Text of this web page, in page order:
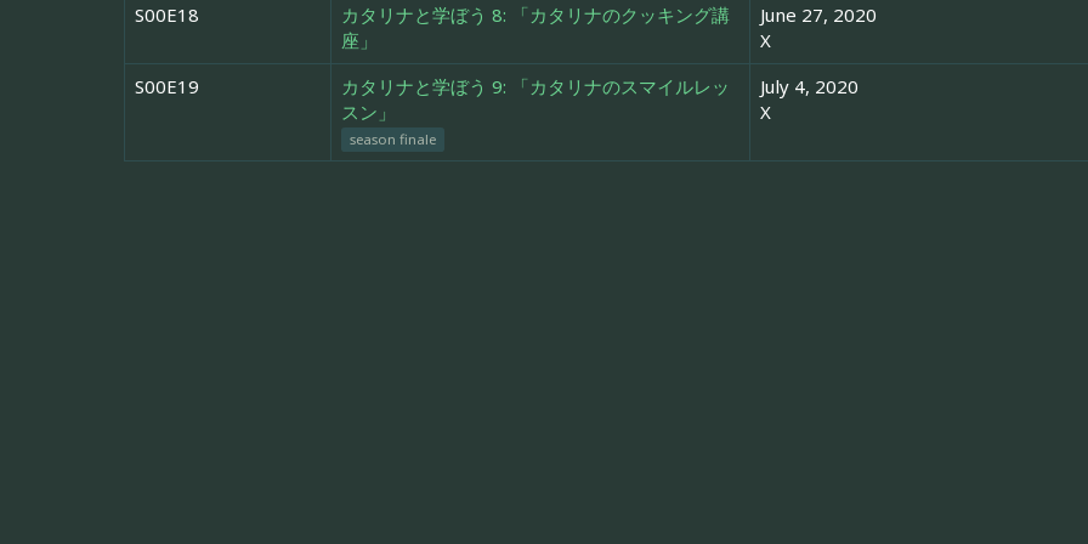
S00E18
カタリナと学ぼう 8: 「カタリナのクッキング講
座」
June 27, 2020
X
S00E19
カタリナと学ぼう 9: 「カタリナのスマイルレッ
スン」
season finale
July 4, 2020
X